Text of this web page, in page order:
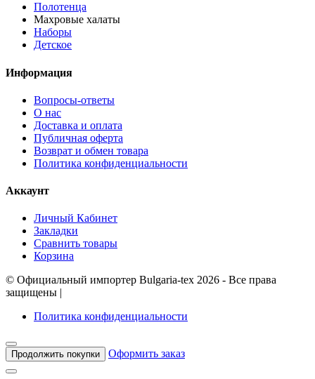
Полотенца
Махровые халаты
Наборы
Детское
Информация
Вопросы-ответы
О нас
Доставка и оплата
Публичная оферта
Возврат и обмен товара
Политика конфиденциальности
Аккаунт
Личный Кабинет
Закладки
Сравнить товары
Корзина
© Официальный импортер Bulgaria-tex 2026 - Все права
защищены |
Политика конфиденциальности
Продолжить покупки Оформить заказ